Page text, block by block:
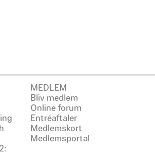
MEDLEM
Bliv medlem
Online forum
Entréaftaler
Medlemskort
Medlemsportal